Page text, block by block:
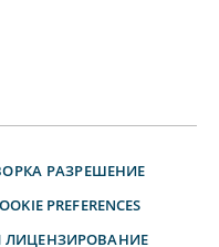
РАЗРЕШЕНИЕ
PREFERENCES
ЛИЦЕНЗИРОВАНИЕ